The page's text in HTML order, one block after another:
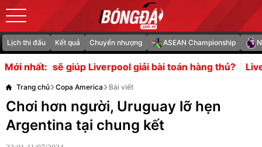
Lịch thi đấu Kết quả Chuyển nhượng ASEAN Championship
Mới nhất:
Liverpool giải bài toán hàng thủ? Liverpool chuẩn bị
Trang chủ Copa America Bài viết
Chơi hơn người, Uruguay lỡ hẹn
Argentina tại chung kết